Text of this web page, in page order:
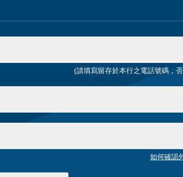
(請填寫留存於本行之電話號碼，
如何確認